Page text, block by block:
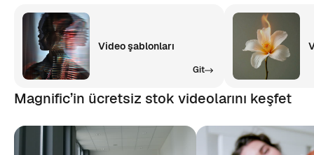
Video şablonları
Git
Magnific’in ücretsiz stok videolarını keşfet